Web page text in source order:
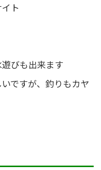
ト
びも出来ます
ですが、釣りもカヤ